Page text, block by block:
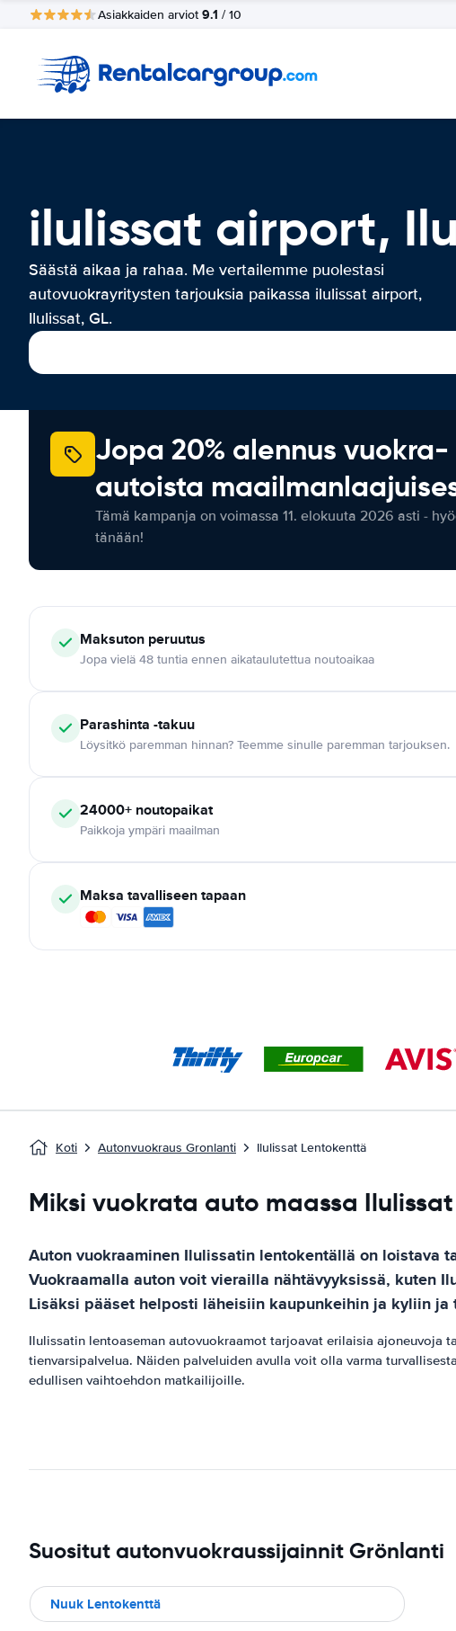
Asiakkaiden arviot 9.1 / 10
ilulissat airport,
Säästä aikaa ja rahaa. Me vertailemme puolestasi
autovuokrayritysten tarjouksia paikassa ilulissat airport,
Ilulissat, GL.
Jopa 20% alennus vuokra-
autoista
Tämä kampanja on voimassa 11. elokuuta 2026 asti -
tänään!
Maksuton peruutus
Jopa vielä 48 tuntia ennen aikataulutettua noutoaikaa
Parashinta -takuu
Löysitkö paremman hinnan? Teemme sinulle paremman tarjouksen.
24000+ noutopaikat
Paikkoja ympäri maailman
Maksa tavalliseen tapaan
Koti Autonvuokraus Gronlanti Ilulissat Lentokenttä
Miksi vuokrata auto maassa
Auton vuokraaminen Ilulissatin lentokentällä on loistava
Vuokraamalla auton voit vierailla nähtävyyksissä, kuten
Lisäksi pääset helposti läheisiin kaupunkeihin ja kyliin ja
Ilulissatin lentoaseman autovuokraamot tarjoavat erilaisia
tienvarsipalvelua. Näiden palveluiden avulla voit olla varma
edullisen vaihtoehdon matkailijoille.
Suositut autonvuokraussijainnit Grönlanti
Nuuk Lentokenttä